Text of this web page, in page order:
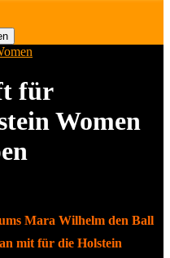
für
Women
Mara Wilhelm den Ball
mit für die Holstein